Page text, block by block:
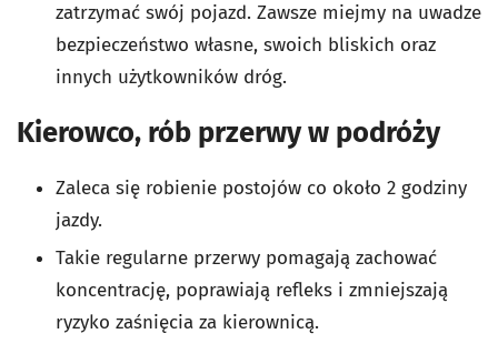
zatrzymać swój pojazd. Zawsze miejmy na uwadze
bezpieczeństwo własne, swoich bliskich oraz
innych użytkowników dróg.
Kierowco, rób przerwy w podróży
Zaleca się robienie postojów co około 2 godziny
jazdy.
Takie regularne przerwy pomagają zachować
koncentrację, poprawiają refleks i zmniejszają
ryzyko zaśnięcia za kierownicą.